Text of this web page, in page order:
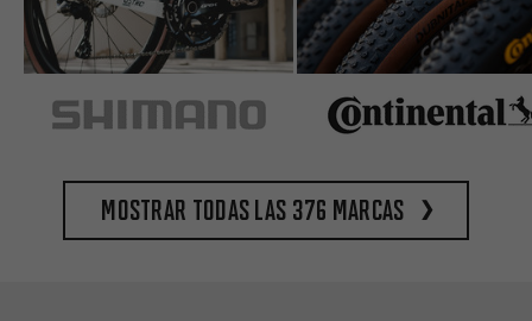
Mostrar todas las 376 marcas